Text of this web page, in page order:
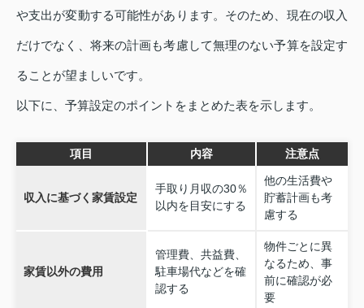
や支出が変動する可能性があります。そのため、現在の収入
だけでなく、将来の計画も考慮して無理のない予算を設定す
ることが望ましいです。
以下に、予算設定のポイントをまとめた表を示します。
項目 内容 注意点
収入に基づく家賃設定
手取り月収の30％
以内を目安にする
他の生活費や
貯蓄計画も考
慮する
家賃以外の費用
管理費、共益費、
駐車場代などを確
認する
物件ごとに異
なるため、事
前に確認が必
要